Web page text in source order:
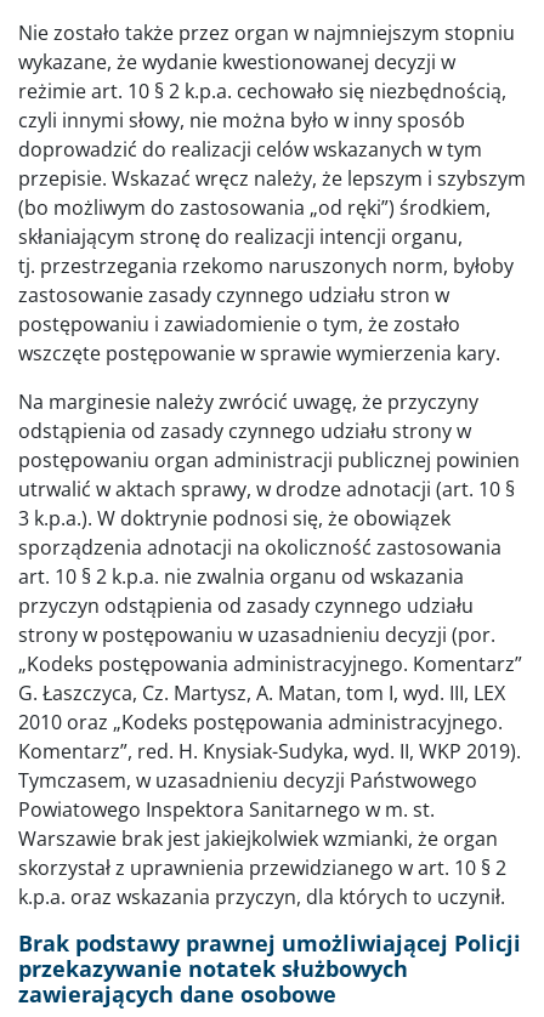
Nie zostało także przez organ w najmniejszym stopniu
wykazane, że wydanie kwestionowanej decyzji w
reżimie art. 10 § 2 k.p.a. cechowało się niezbędnością,
czyli innymi słowy, nie można było w inny sposób
doprowadzić do realizacji celów wskazanych w tym
przepisie. Wskazać wręcz należy, że lepszym i szybszym
(bo możliwym do zastosowania „od ręki”) środkiem,
skłaniającym stronę do realizacji intencji organu,
tj. przestrzegania rzekomo naruszonych norm, byłoby
zastosowanie zasady czynnego udziału stron w
postępowaniu i zawiadomienie o tym, że zostało
wszczęte postępowanie w sprawie wymierzenia kary.
Na marginesie należy zwrócić uwagę, że przyczyny
odstąpienia od zasady czynnego udziału strony w
postępowaniu organ administracji publicznej powinien
utrwalić w aktach sprawy, w drodze adnotacji (art. 10 §
3 k.p.a.). W doktrynie podnosi się, że obowiązek
sporządzenia adnotacji na okoliczność zastosowania
art. 10 § 2 k.p.a. nie zwalnia organu od wskazania
przyczyn odstąpienia od zasady czynnego udziału
strony w postępowaniu w uzasadnieniu decyzji (por.
„Kodeks postępowania administracyjnego. Komentarz”
G. Łaszczyca, Cz. Martysz, A. Matan, tom I, wyd. III, LEX
2010 oraz „Kodeks postępowania administracyjnego.
Komentarz”, red. H. Knysiak-Sudyka, wyd. II, WKP 2019).
Tymczasem, w uzasadnieniu decyzji Państwowego
Powiatowego Inspektora Sanitarnego w m. st.
Warszawie brak jest jakiejkolwiek wzmianki, że organ
skorzystał z uprawnienia przewidzianego w art. 10 § 2
k.p.a. oraz wskazania przyczyn, dla których to uczynił.
Brak podstawy prawnej umożliwiającej Policji
przekazywanie notatek służbowych
zawierających dane osobowe